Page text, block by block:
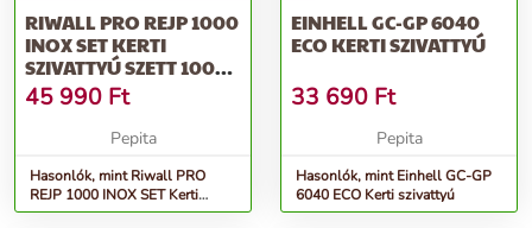
RIWALL PRO REJP 1000
INOX SET KERTI
SZIVATTYÚ SZETT 1000
W
45 990 Ft
Pepita
Hasonlók, mint Riwall PRO
REJP 1000 INOX SET Kerti
szivattyú szett 1000 W
EINHELL GC-GP 6040
ECO KERTI SZIVATTYÚ
33 690 Ft
Pepita
Hasonlók, mint Einhell GC-GP
6040 ECO Kerti szivattyú